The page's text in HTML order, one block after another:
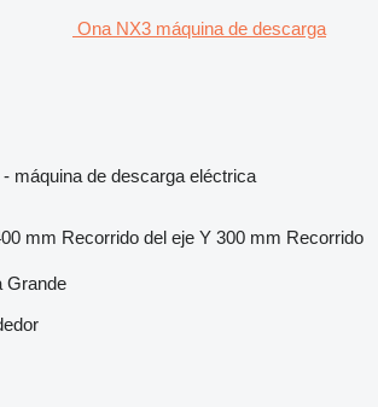
Ona NX3 máquina de descarga
máquina de descarga eléctrica
mm Recorrido del eje Y 300 mm Recorrido
Grande